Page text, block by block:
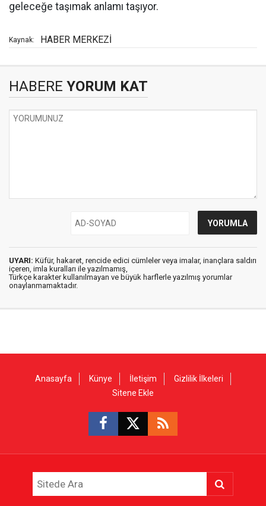
geleceğe taşımak anlamı taşıyor.
Kaynak: HABER MERKEZİ
HABERE YORUM KAT
UYARI: Küfür, hakaret, rencide edici cümleler veya imalar, inançlara saldırı
içeren, imla kuralları ile yazılmamış,
Türkçe karakter kullanılmayan ve büyük harflerle yazılmış yorumlar
onaylanmamaktadır.
Anasayfa Künye İletişim
Gizlilik İlkeleri
Sitene Ekle